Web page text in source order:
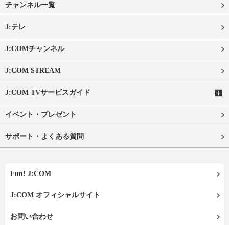
チャンネル一覧
J:テレ
J:COMチャンネル
J:COM STREAM
J:COM TVサービスガイド
イベント・プレゼント
サポート・よくある質問
Fun! J:COM
J:COM オフィシャルサイト
お問い合わせ